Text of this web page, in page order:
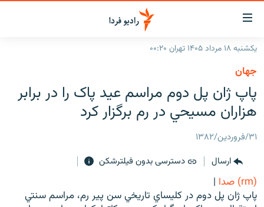
لینک‌های
قابلیت
دسترسی
بازگشت
منوی
اصلی
رفتن
به
صفحه
جستجو
ایران
جهان
برنامه‌های رادیویی
فرکانس‌ها
پادکست
چندرسانه‌ای
گزارش‌های تصویری
زنان فردا
یکشنبه ۱۸ مرداد ۱۴۰۵ تهران ۰۰:۲۰
جهان
پاپ ژان پل دوم مراسم عيد پاک را در برابر
هزاران مسيحي در رم برگزار کرد
۳۱/فروردین/۱۳۸۲
ارسال
دسترسی بدون فیلترشکن
(rm) صدا
|
پاپ ژان پل دوم در کليساي تاريخي سن پير رم، مراسم سنتي